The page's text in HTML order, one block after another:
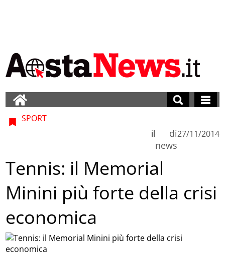
SPORT
di
news
il 27/11/2014
Tennis: il Memorial
Minini più forte della crisi
economica